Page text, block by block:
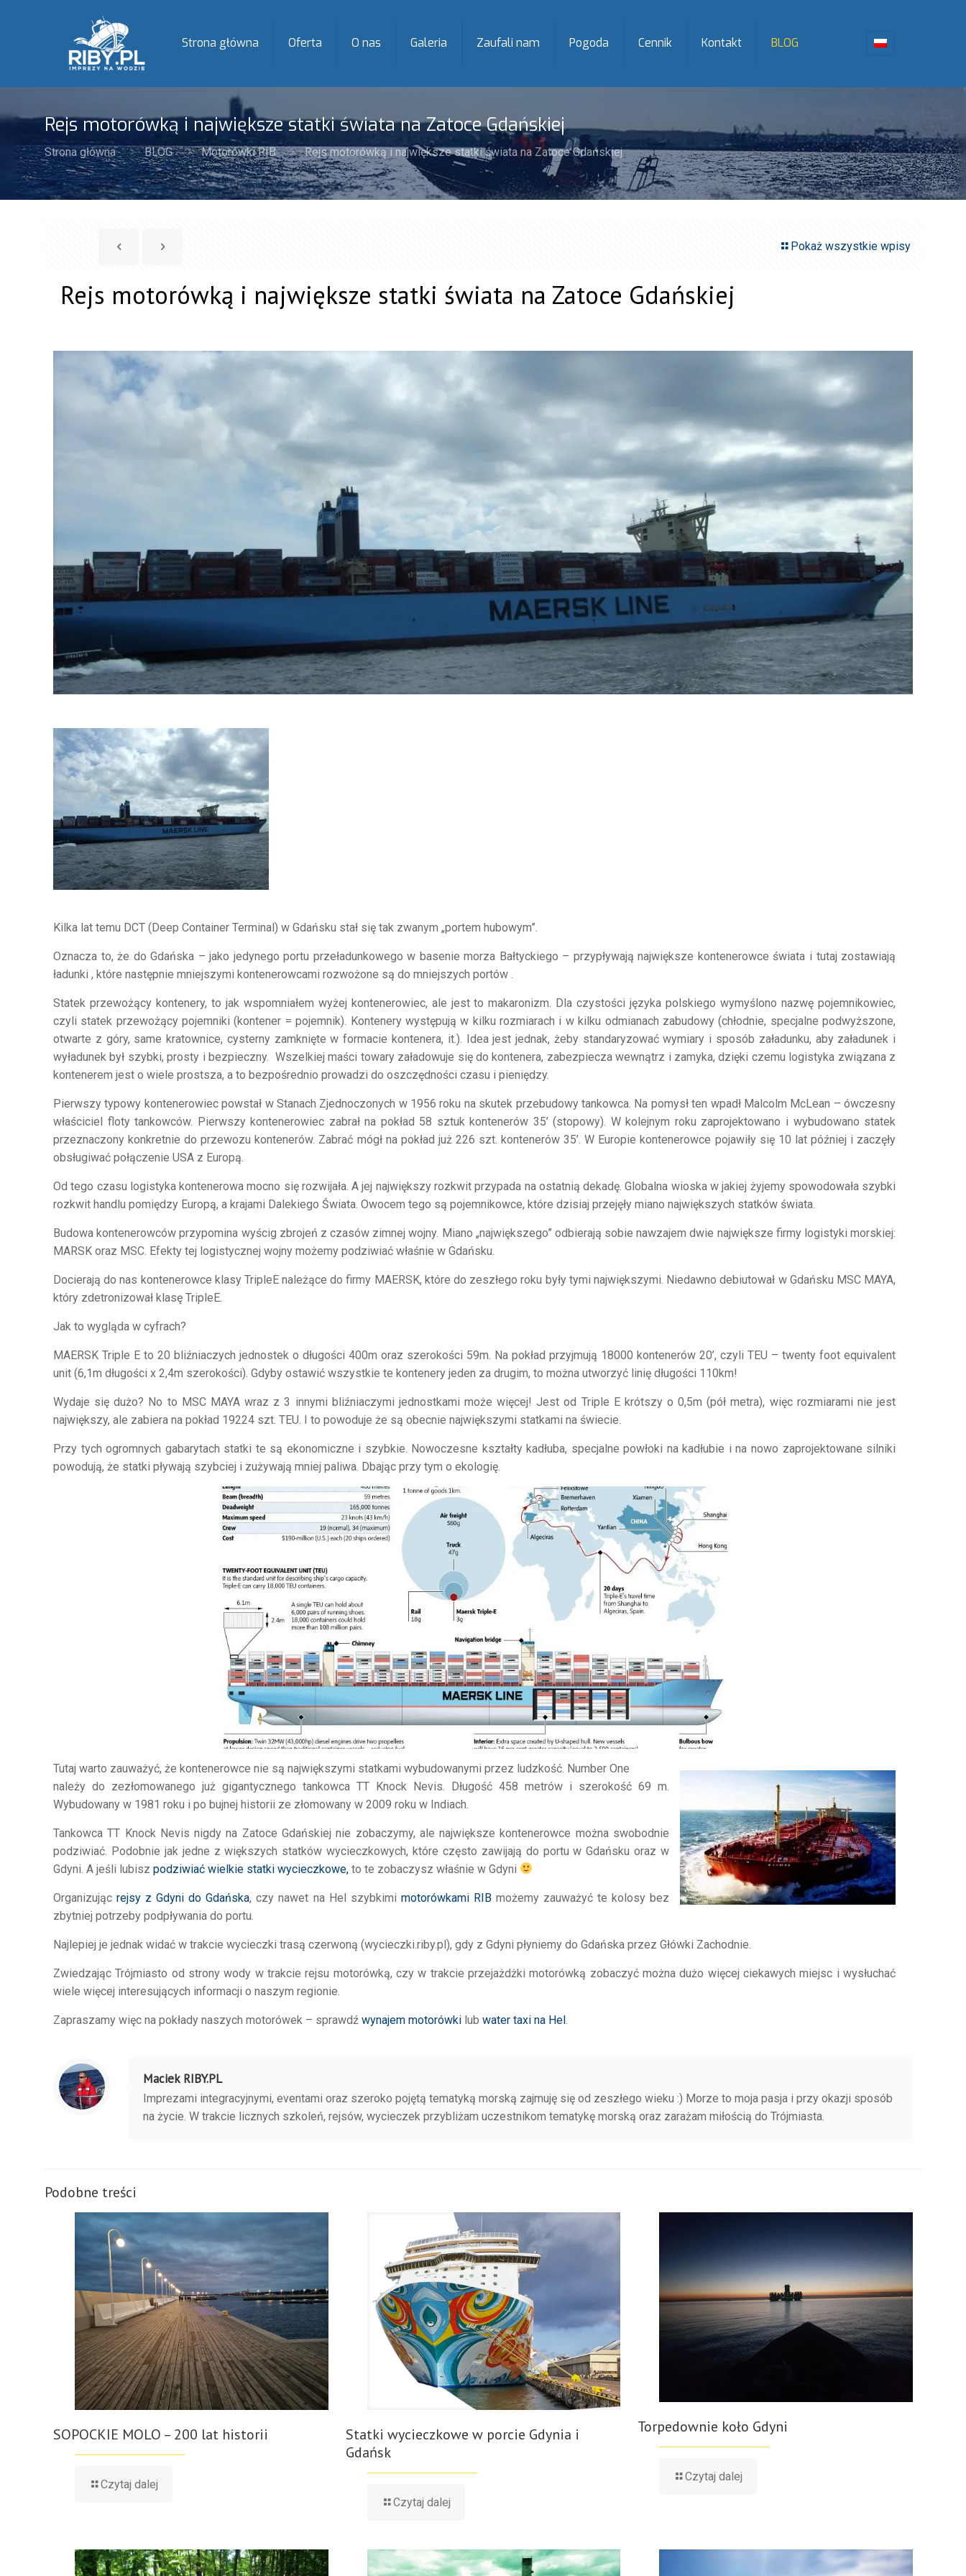
Strona główna Oferta O nas Galeria Zaufali nam Pogoda Cennik Kontakt BLOG
Rejs motorówką i największe statki świata na Zatoce Gdańskiej
Strona główna BLOG Motorówki RIB Rejs motorówką i największe statki świata na Zatoce Gdańskiej
Pokaż wszystkie wpisy
Rejs motorówką i największe statki świata na Zatoce Gdańskiej
Kilka lat temu DCT (Deep Container Terminal) w Gdańsku stał się tak zwanym „portem hubowym”.
Oznacza to, że do Gdańska – jako jedynego portu przeładunkowego w basenie morza Bałtyckiego – przypływają największe kontenerowce świata i tutaj zostawiają
ładunki , które następnie mniejszymi kontenerowcami rozwożone są do mniejszych portów .
Statek przewożący kontenery, to jak wspomniałem wyżej kontenerowiec, ale jest to makaronizm. Dla czystości języka polskiego wymyślono nazwę pojemnikowiec,
czyli statek przewożący pojemniki (kontener = pojemnik). Kontenery występują w kilku rozmiarach i w kilku odmianach zabudowy (chłodnie, specjalne podwyższone,
otwarte z góry, same kratownice, cysterny zamknięte w formacie kontenera, it.). Idea jest jednak, żeby standaryzować wymiary i sposób załadunku, aby załadunek i
wyładunek był szybki, prosty i bezpieczny. Wszelkiej maści towary załadowuje się do kontenera, zabezpiecza wewnątrz i zamyka, dzięki czemu logistyka związana z
kontenerem jest o wiele prostsza, a to bezpośrednio prowadzi do oszczędności czasu i pieniędzy.
Pierwszy typowy kontenerowiec powstał w Stanach Zjednoczonych w 1956 roku na skutek przebudowy tankowca. Na pomysł ten wpadł Malcolm McLean – ówczesny
właściciel floty tankowców. Pierwszy kontenerowiec zabrał na pokład 58 sztuk kontenerów 35’ (stopowy). W kolejnym roku zaprojektowano i wybudowano statek
przeznaczony konkretnie do przewozu kontenerów. Zabrać mógł na pokład już 226 szt. kontenerów 35’. W Europie kontenerowce pojawiły się 10 lat później i zaczęły
obsługiwać połączenie USA z Europą.
Od tego czasu logistyka kontenerowa mocno się rozwijała. A jej największy rozkwit przypada na ostatnią dekadę. Globalna wioska w jakiej żyjemy spowodowała szybki
rozkwit handlu pomiędzy Europą, a krajami Dalekiego Świata. Owocem tego są pojemnikowce, które dzisiaj przejęły miano największych statków świata.
Budowa kontenerowców przypomina wyścig zbrojeń z czasów zimnej wojny. Miano „największego” odbierają sobie nawzajem dwie największe firmy logistyki morskiej:
MARSK oraz MSC. Efekty tej logistycznej wojny możemy podziwiać właśnie w Gdańsku.
Docierają do nas kontenerowce klasy TripleE należące do firmy MAERSK, które do zeszłego roku były tymi największymi. Niedawno debiutował w Gdańsku MSC MAYA,
który zdetronizował klasę TripleE.
Jak to wygląda w cyfrach?
MAERSK Triple E to 20 bliźniaczych jednostek o długości 400m oraz szerokości 59m. Na pokład przyjmują 18000 kontenerów 20’, czyli TEU – twenty foot equivalent
unit (6,1m długości x 2,4m szerokości). Gdyby ostawić wszystkie te kontenery jeden za drugim, to można utworzyć linię długości 110km!
Wydaje się dużo? No to MSC MAYA wraz z 3 innymi bliźniaczymi jednostkami może więcej! Jest od Triple E krótszy o 0,5m (pół metra), więc rozmiarami nie jest
największy, ale zabiera na pokład 19224 szt. TEU. I to powoduje że są obecnie największymi statkami na świecie.
Przy tych ogromnych gabarytach statki te są ekonomiczne i szybkie. Nowoczesne kształty kadłuba, specjalne powłoki na kadłubie i na nowo zaprojektowane silniki
powodują, że statki pływają szybciej i zużywają mniej paliwa. Dbając przy tym o ekologię.
Tutaj warto zauważyć, że kontenerowce nie są największymi statkami wybudowanymi przez ludzkość. Number One
należy do zezłomowanego już gigantycznego tankowca TT Knock Nevis. Długość 458 metrów i szerokość 69 m.
Wybudowany w 1981 roku i po bujnej historii ze złomowany w 2009 roku w Indiach.
Tankowca TT Knock Nevis nigdy na Zatoce Gdańskiej nie zobaczymy, ale największe kontenerowce można swobodnie
podziwiać. Podobnie jak jedne z większych statków wycieczkowych, które często zawijają do portu w Gdańsku oraz w
Gdyni. A jeśli lubisz podziwiać wielkie statki wycieczkowe, to te zobaczysz właśnie w Gdyni
Organizującrejsy z Gdyni do Gdańska, czy nawet na Hel szybkimi motorówkami RIBmożemy zauważyć te kolosy bez
zbytniej potrzeby podpływania do portu.
Najlepiej je jednak widać w trakcie wycieczki trasą czerwoną (wycieczki.riby.pl), gdy z Gdyni płyniemy do Gdańska przez Główki Zachodnie.
Zwiedzając Trójmiasto od strony wody w trakcie rejsu motorówką, czy w trakcie przejażdżki motorówką zobaczyć można dużo więcej ciekawych miejsc i wysłuchać
wiele więcej interesujących informacji o naszym regionie.
Zapraszamy więc na pokłady naszych motorówek – sprawdź wynajem motorówki lub water taxi na Hel
Maciek RIBY.PL
Imprezami integracyjnymi, eventami oraz szeroko pojętą tematyką morską zajmuję się od zeszłego wieku :) Morze to moja pasja i przy okazji sposób
na życie. W trakcie licznych szkoleń, rejsów, wycieczek przybliżam uczestnikom tematykę morską oraz zarażam miłością do Trójmiasta.
Podobne treści
SOPOCKIE MOLO – 200 lat historii
Czytaj dalej
Statki wycieczkowe w porcie Gdynia i
Gdańsk
Czytaj dalej
Torpedownie koło Gdyni
Czytaj dalej